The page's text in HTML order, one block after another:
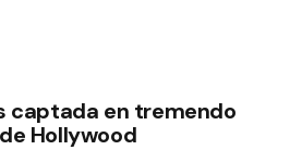
captada en tremendo
Hollywood